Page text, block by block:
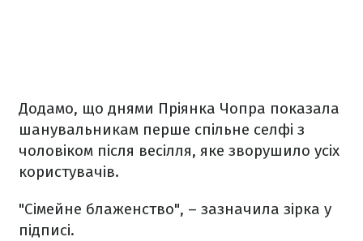
Додамо, що днями Пріянка Чопра показала
шанувальникам перше спільне селфі з
чоловіком після весілля, яке зворушило усіх
користувачів.
"Сімейне блаженство", – зазначила зірка у
підписі.